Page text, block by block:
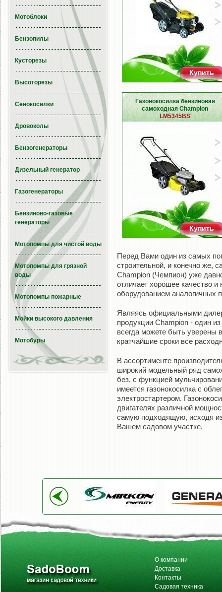
Купить
Газонокосилка бензиновая
самоходная Champion
LM5345BS
Купить
Перед Вами один из самых
строительной, и конечно же,
Champion (Чемпион) уже
отличает хорошее качество
оборудованием аналогичных
Являясь официальными
продукции Champion - один
всегда можете быть уверены
кратчайшие сроки все
В ассортименте
широкий модельный ряд
без, с функцией
имеется газонокосилка с
электростартером.
двигателях различной
самую подходящую, исходя
Вашем садовом участке.
Мотоблоки
Бензопилы
Кусторезы
Высоторезы
Сенокосилки
Дровоколы
Бензогенераторы
Дизельный генератор
Газогенераторы
Бензиново-газовые
генераторы
Мотопомпы для чистой воды
Мотопомпы для грязной
воды
Мотопомпы пожарные
Мойки высокого давления
Мотобуры
О компании
Доставка
Контакты
Садовая техника